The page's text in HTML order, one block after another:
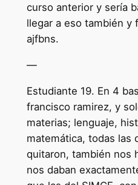
curso anterior y sería
llegar a eso también y
ajfbns.
—
Estudiante 19. En 4
francisco ramirez, y
materias; lenguaje,
matemática, todas las
quitaron, también nos
nos daban